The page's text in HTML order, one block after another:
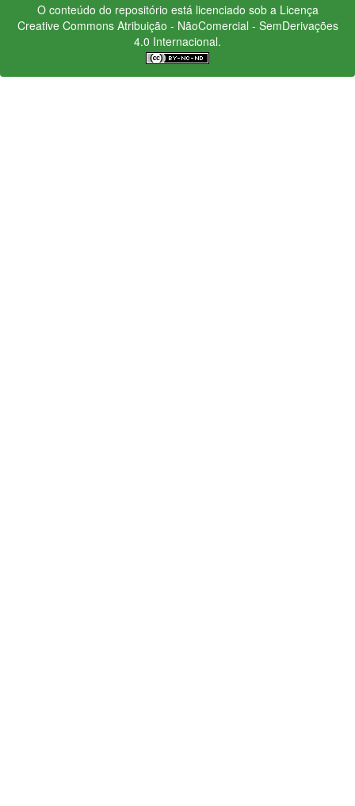
O conteúdo do repositório está licenciado sob a Licença
Creative CommonsAtribuição - NãoComercial - SemDerivações
4.0 Internacional.